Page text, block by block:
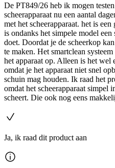
De PT849/26 heb ik mogen
scheerapparaat nu een aantal
met het scheerapparaat. het is
is ondanks het simpele model
doet. Doordat je de scheerkop
te maken. Het smartclean
het apparaat op. Alleen is het wel
omdat je het apparaat niet snel
schuin mag houden. Ik raad het
omdat het scheerapparaat simpel
scheert. Die ook nog eens
Ja, ik raad dit product aan